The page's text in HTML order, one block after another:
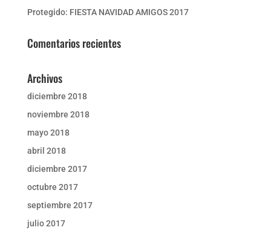
Protegido: FIESTA NAVIDAD AMIGOS 2017
Comentarios recientes
Archivos
diciembre 2018
noviembre 2018
mayo 2018
abril 2018
diciembre 2017
octubre 2017
septiembre 2017
julio 2017